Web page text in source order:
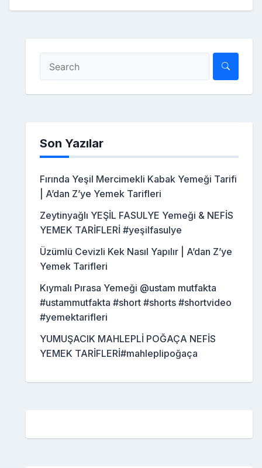
Son Yazılar
Fırında Yeşil Mercimekli Kabak Yemeği Tarifi
| A’dan Z’ye Yemek Tarifleri
Zeytinyağlı YEŞİL FASULYE Yemeği & NEFİS
YEMEK TARİFLERİ #yeşilfasulye
Üzümlü Cevizli Kek Nasıl Yapılır | A’dan Z’ye
Yemek Tarifleri
Kıymalı Pırasa Yemeği @ustam mutfakta
#ustammutfakta #short #shorts #shortvideo
#yemektarifleri
YUMUŞACIK MAHLEPLİ POĞAÇA NEFİS
YEMEK TARİFLERİ#mahleplipoğaça